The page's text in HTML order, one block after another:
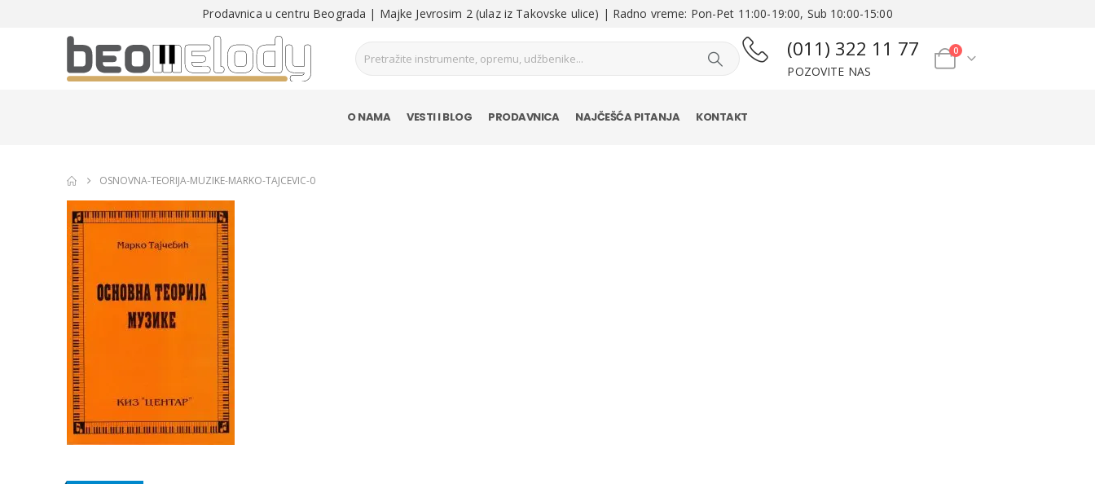
Prodavnica u centru Beograda | Majke Jevrosim 2 (ulaz iz Takovske ulice) | Radno vreme: Pon-Pet 11:00-19:00, Sub 10:00-15:00
(011) 322 11 77
POZOVITE NAS
0
O NAMA VESTI I BLOG PRODAVNICA NAJČEŠĆA PITANJA KONTAKT
OSNOVNA-TEORIJA-MUZIKE-MARKO-TAJCEVIC-0